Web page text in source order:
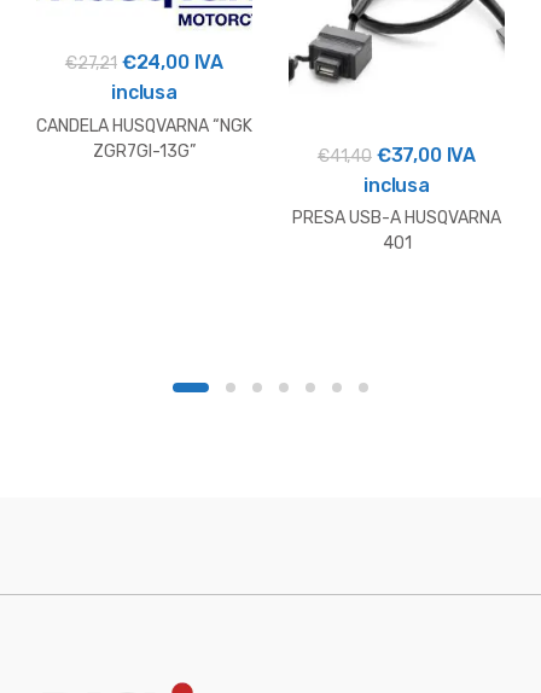
€27,21 Il
prezzo
originale
era:
€24,00Il
attuale
è:
IVA
inclusa
CANDELA HUSQVARNA “NGK
ZGR7GI-13G”
€41,40 Il
prezzo
originale
era:
€37,00Il
attuale
IVA
inclusa
PRESA USB-A HUSQVARNA
401